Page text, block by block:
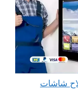
55880595 إصلاح شاشات